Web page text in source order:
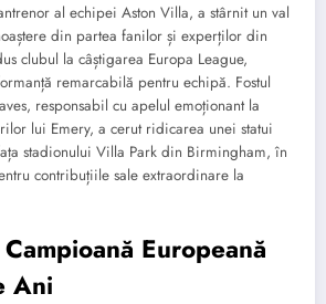
al echipei Aston Villa, a stârnit un val
din partea fanilor și experților din
clubul la câștigarea Europa League,
remarcabilă pentru echipă. Fostul
responsabil cu apelul emoționant la
lui Emery, a cerut ridicarea unei statui
stadionului Villa Park din Birmingham, în
contribuțiile sale extraordinare la
Europeană
Ani